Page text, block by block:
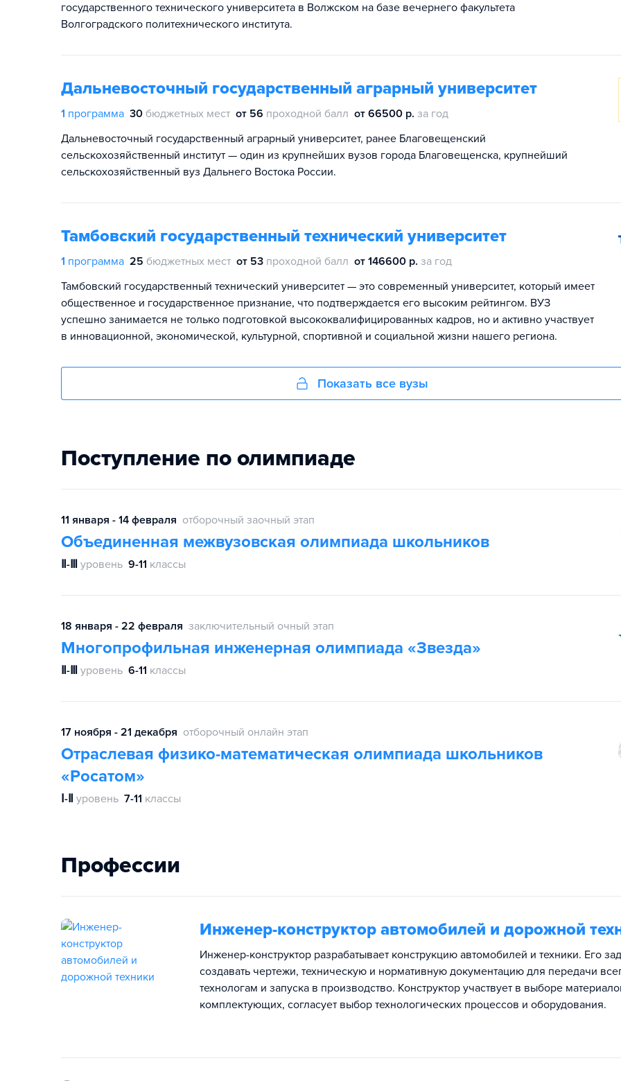
государственного технического университета в Волжском на базе вечернего факультета
Волгоградского политехнического института.
Дальневосточный государственный аграрный университет
1 программа 30 бюджетных мест от 56 проходной балл от 66500 р. за год
Дальневосточный государственный аграрный университет, ранее Благовещенский
сельскохозяйственный институт — один из крупнейших вузов города Благовещенска, крупнейший
сельскохозяйственный вуз Дальнего Востока России.
Тамбовский государственный технический университет
1 программа 25 бюджетных мест от 53 проходной балл от 146600 р. за год
Тамбовский государственный технический университет — это современный университет, который имеет
общественное и государственное признание, что подтверждается его высоким рейтингом. ВУЗ
успешно занимается не только подготовкой высококвалифицированных кадров, но и активно участвует
в инновационной, экономической, культурной, спортивной и социальной жизни нашего региона.
Показать все вузы
Поступление по олимпиаде
11 января - 14 февраля отборочный заочный этап
Объединенная межвузовская олимпиада школьников
Ⅱ-Ⅲ уровень 9-11 классы
18 января - 22 февраля заключительный очный этап
Многопрофильная инженерная олимпиада «Звезда»
Ⅱ-Ⅲ уровень 6-11 классы
17 ноября - 21 декабря отборочный онлайн этап
Отраслевая физико-математическая олимпиада школьников
«Росатом»
Ⅰ-Ⅱ уровень 7-11 классы
Профессии
Инженер-конструктор автомобилей и дорожной
Инженер-конструктор разрабатывает конструкцию автомобилей и техники. Его
создавать чертежи, техническую и нормативную документацию для передачи
технологам и запуска в производство. Конструктор участвует в выборе
комплектующих, согласует выбор технологических процессов и оборудования.